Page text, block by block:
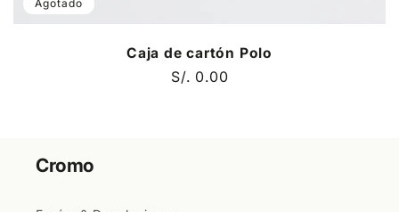
Agotado
Caja de cartón Polo
Precio
S/. 0.00
Cromo